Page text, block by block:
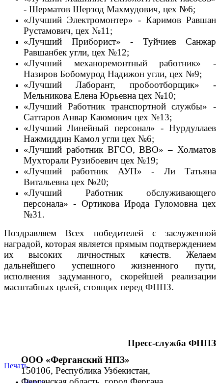
- Шерматов Шерзод Махмудович, цех №6;
«Лучший Электромонтер» - Каримов Равшан
Рустамович, цех №11;
«Лучший Приборист» - Туйчиев Санжар
Равшанбек угли, цех №12;
«Лучший механоремонтный работник» -
Назиров Бобомурод Надижон угли, цех №9;
«Лучший Лаборант, пробоотборщик» -
Мельникова Елена Юрьевна цех №10;
«Лучший Работник транспортной службы» -
Саттаров Анвар Каюмович цех №13;
«Лучший Линейный персонал» - Нурдуллаев
Нажмиддин Камол угли цех №6;
«Лучший работник ВГСО, ВВО» – Холматов
Мухторали Рузибоевич цех №19;
«Лучший работник АУП» - Ли Татьяна
Витальевна цех №20;
«Лучший Работник обслуживающего
персонала» - Ортикова Ирода Гуломовна цех
№31.
Поздравляем Всех победителей с заслуженной
наградой, которая является прямым подтверждением
их высоких личностных качеств. Желаем
дальнейшего успешного жизненного пути,
исполнения задуманного, скорейшей реализации
масштабных целей, стоящих перед ФНПЗ.
Пресс-служба ФНПЗ
Печать
ООО «Ферганский НПЗ»
150106, Республика Узбекистан,